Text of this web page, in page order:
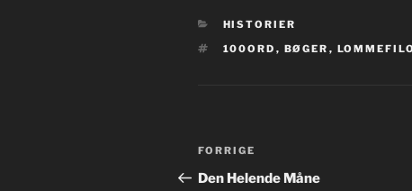
KATEGORIER
HISTORIER
TAGS
100ORD , BØGER ,
Indlægsnavigation
Forrige
indlæg
FORRIGE
Den Helende Måne